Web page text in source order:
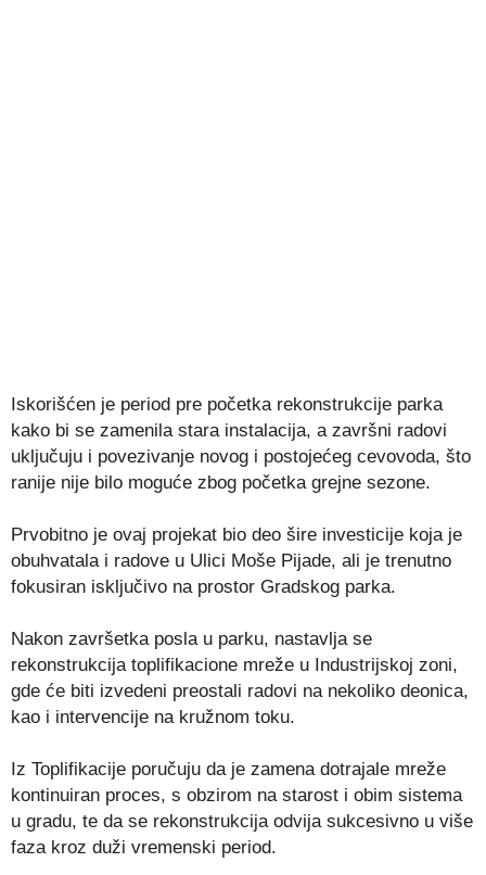
Iskorišćen je period pre početka rekonstrukcije parka
kako bi se zamenila stara instalacija, a završni radovi
uključuju i povezivanje novog i postojećeg cevovoda, što
ranije nije bilo moguće zbog početka grejne sezone.
Prvobitno je ovaj projekat bio deo šire investicije koja je
obuhvatala i radove u Ulici Moše Pijade, ali je trenutno
fokusiran isključivo na prostor Gradskog parka.
Nakon završetka posla u parku, nastavlja se
rekonstrukcija toplifikacione mreže u Industrijskoj zoni,
gde će biti izvedeni preostali radovi na nekoliko deonica,
kao i intervencije na kružnom toku.
Iz Toplifikacije poručuju da je zamena dotrajale mreže
kontinuiran proces, s obzirom na starost i obim sistema
u gradu, te da se rekonstrukcija odvija sukcesivno u više
faza kroz duži vremenski period.